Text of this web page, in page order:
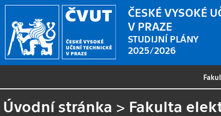
ČESKÉ VYSOKÉ
V PRAZE
STUDIJNÍ PLÁNY
2025/2026
Úvodní stránka > Fakulta